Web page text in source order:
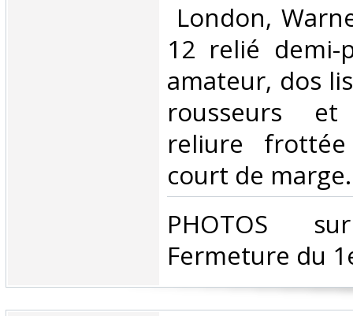
London,
12 relié demi-
amateur, dos
rousseurs
reliure
court de
‎PHOTOS
Fermeture du